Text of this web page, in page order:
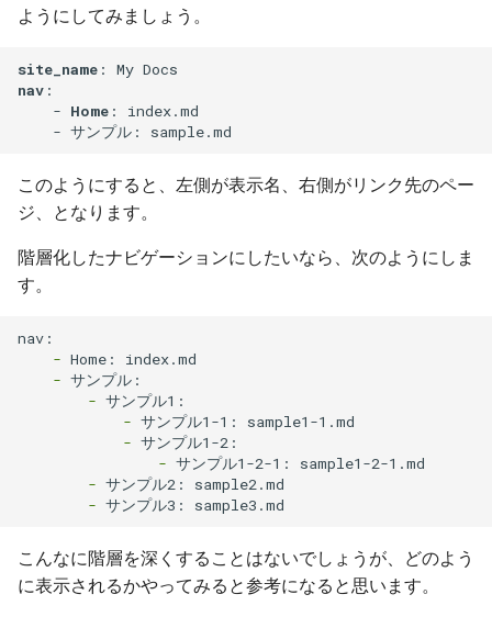
ようにしてみましょう。
site_name
nav :
    -
Home : index.md
このようにすると、左側が表示名、右側がリンク先のペー
ジ、となります。
階層化したナビゲーションにしたいなら、次のようにしま
す。
    -
    -
        -
            -
            -
                -
        -
        -
こんなに階層を深くすることはないでしょうが、どのよう
に表示されるかやってみると参考になると思います。